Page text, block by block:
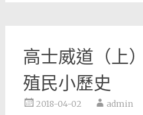
高士威道（上
殖民小歷史
2018-04-02 admin